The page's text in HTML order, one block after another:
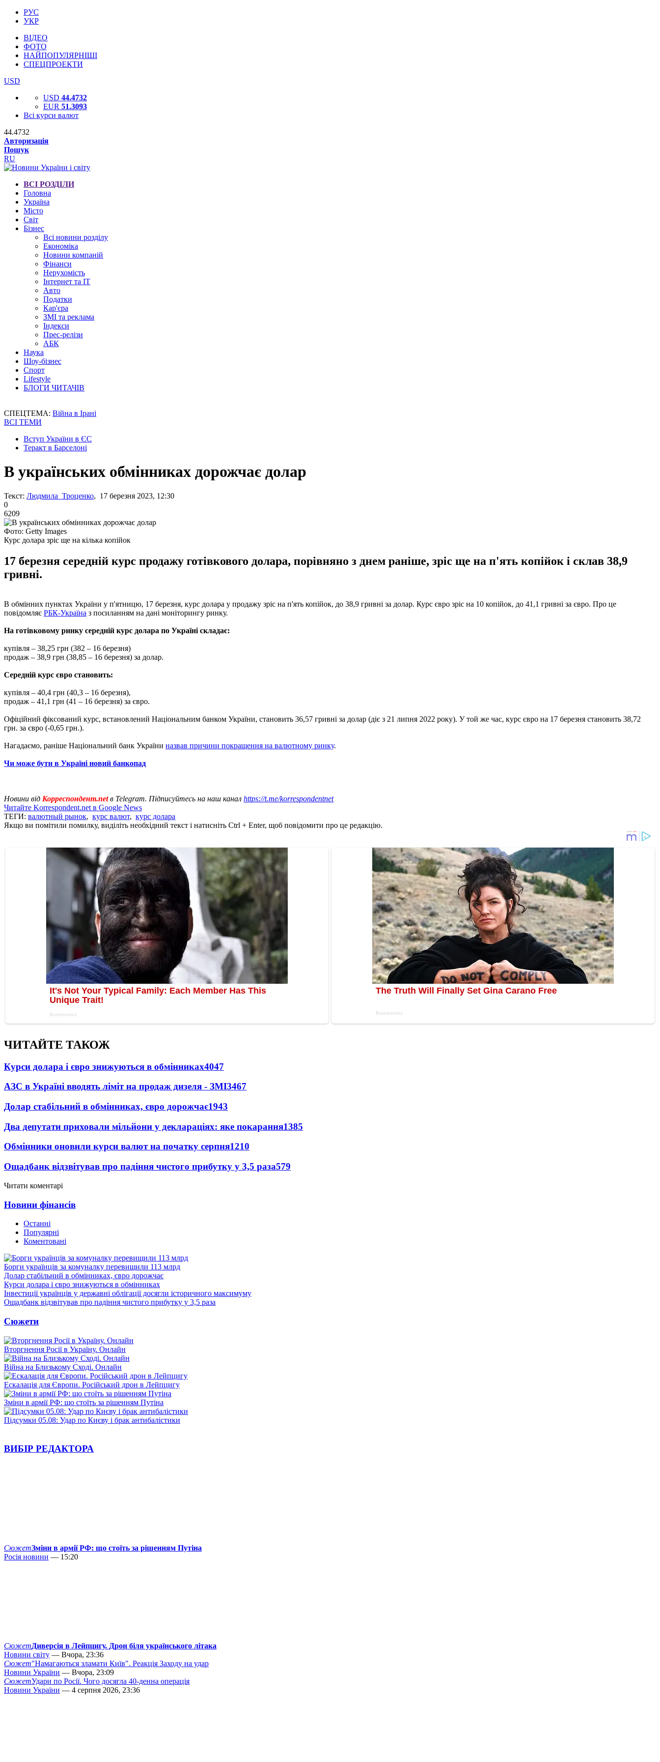
РУС
УКР
ВІДЕО
ФОТО
НАЙПОПУЛЯРНІШІ
СПЕЦПРОЕКТИ
USD
USD 44.4732
EUR 51.3093
Всі курси валют
44.4732
Авторизація
Пошук
RU
ВСІ РОЗДІЛИ
Головна
Україна
Місто
Світ
Бізнес
Всі новини розділу
Економіка
Новини компаній
Фінанси
Нерухомість
Інтернет та IT
Авто
Податки
Кар'єра
ЗМІ та реклама
Індекси
Прес-релізи
АБК
Наука
Шоу-бізнес
Спорт
Lifestyle
БЛОГИ ЧИТАЧІВ
СПЕЦТЕМА: Війна в Ірані
ВСІ ТЕМИ
Вступ України в ЄС
Теракт в Барселоні
В українських обмінниках дорожчає долар
Текст: Людмила Троценко, 17 березня 2023, 12:30
0
6209
Фото: Getty Images
Курс долара зріс ще на кілька копійок
17 березня середній курс продажу готівкового долара, порівняно з днем раніше, зріс ще на п'ять копійок і склав 38,9
гривні.
В обмінних пунктах України у п'ятницю, 17 березня, курс долара у продажу зріс на п'ять копійок, до 38,9 гривні за долар. Курс євро зріс на 10 копійок, до 41,1 гривні за євро. Про це
повідомляє РБК-Україна з посиланням на дані моніторингу ринку.
На готівковому ринку середній курс долара по Україні складає:
купівля – 38,25 грн (382 – 16 березня)
продаж – 38,9 грн (38,85 – 16 березня) за долар.
Середній курс євро становить:
купівля – 40,4 грн (40,3 – 16 березня),
продаж – 41,1 грн (41 – 16 березня) за євро.
Офіційний фіксований курс, встановлений Національним банком України, становить 36,57 гривні за долар (діє з 21 липня 2022 року). У той же час, курс євро на 17 березня становить 38,72
грн. за євро (-0,65 грн.).
Нагадаємо, раніше Національний банк України назвав причини покращення на валютному ринку.
Чи може бути в Україні новий банкопад
Новини від Корреспондент.netв Telegram. Підписуйтесь на наш канал https://t.me/korrespondentnet
Читайте Korrespondent.net в Google News
ТЕГИ: валютный рынок, курс валют, курс долара
Якщо ви помітили помилку, виділіть необхідний текст і натисніть Ctrl + Enter, щоб повідомити про це редакцію.
ЧИТАЙТЕ ТАКОЖ
Курси долара і євро знижуються в обмінниках4047
АЗС в Україні вводять ліміт на продаж дизеля - ЗМІ3467
Долар стабільний в обмінниках, євро дорожчає1943
Два депутати приховали мільйони у деклараціях: яке покарання1385
Обмінники оновили курси валют на початку серпня1210
Ощадбанк відзвітував про падіння чистого прибутку у 3,5 раза579
Читати коментарі
Новини фінансів
Останні
Популярні
Коментовані
Борги українців за комуналку перевищили 113 млрд
Долар стабільний в обмінниках, євро дорожчає
Курси долара і євро знижуються в обмінниках
Інвестиції українців у державні облігації досягли історичного максимуму
Ощадбанк відзвітував про падіння чистого прибутку у 3,5 раза
Сюжети
Вторгнення Росії в Україну. Онлайн
Війна на Близькому Сході. Онлайн
Ескалація для Європи. Російський дрон в Лейпцигу
Зміни в армії РФ: що стоїть за рішенням Путіна
Підсумки 05.08: Удар по Києву і брак антибалістики
ВИБІР РЕДАКТОРА
СюжетЗміни в армії РФ: що стоїть за рішенням Путіна
Росія новини — 15:20
СюжетДиверсія в Лейпцигу. Дрон біля українського літака
Новини світу — Вчора, 23:36
Сюжет"Намагаються зламати Київ". Реакція Заходу на удар
Новини України — Вчора, 23:09
СюжетУдари по Росії. Чого досягла 40-денна операція
Новини України — 4 серпня 2026, 23:36